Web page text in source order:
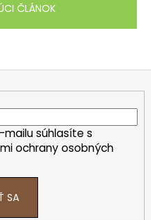
ČLÁNOK
súhlasíte s
ochrany osobných
SA